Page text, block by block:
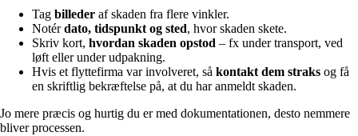
Tag billeder af skaden fra flere vinkler.
Notérdato, tidspunkt og sted, hvor skaden skete.
Skriv kort, hvordan skaden opstod – fx under transport, ved
løft eller under udpakning.
Hvis et flyttefirma var involveret, så kontakt dem straks og få
en skriftlig bekræftelse på, at du har anmeldt skaden.
Jo mere præcis og hurtig du er med dokumentationen, desto nemmere
bliver processen.